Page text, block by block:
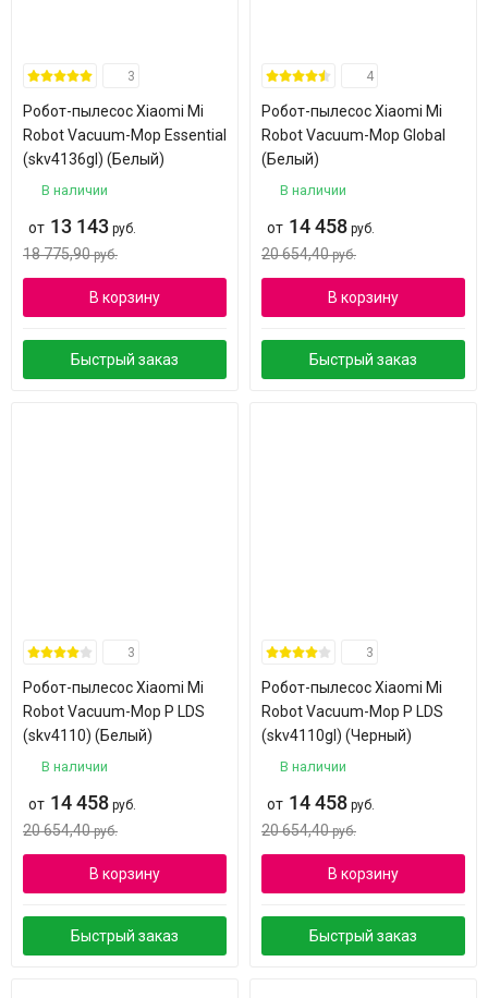
3
Робот-пылесос Xiaomi Mi
Robot Vacuum-Mop Essential
(skv4136gl) (Белый)
В наличии
от 13 143 руб.
18 775,90 руб.
В корзину
Быстрый заказ
4
Робот-пылесос Xiaomi Mi
Robot Vacuum-Mop Global
(Белый)
В наличии
от 14 458 руб.
20 654,40 руб.
В корзину
Быстрый заказ
3
Робот-пылесос Xiaomi Mi
Robot Vacuum-Mop P LDS
(skv4110) (Белый)
В наличии
от 14 458 руб.
20 654,40 руб.
В корзину
Быстрый заказ
3
Робот-пылесос Xiaomi Mi
Robot Vacuum-Mop P LDS
(skv4110gl) (Черный)
В наличии
от 14 458 руб.
20 654,40 руб.
В корзину
Быстрый заказ